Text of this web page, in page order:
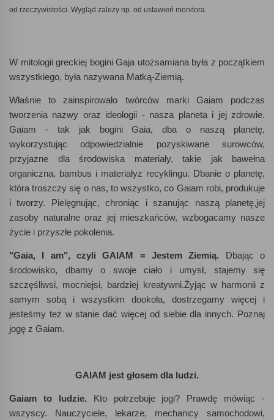
od rzeczywistości. Wygląd zależy np. od ustawień monitora.
W mitologii greckiej bogini Gaja utożsamiana była z początkiem
wszystkiego, była nazywana Matką-Ziemią.
Właśnie to zainspirowało twórców marki Gaiam podczas
tworzenia nazwy oraz ideologii - nasza planeta i jej zdrowie.
Gaiam - tak jak bogini Gaia, dba o naszą planetę,
wykorzystując odpowiedzialnie pozyskiwane surowców,
przyjazne dla środowiska materiały, takie jak bawełna
organiczna, bambus i materiałyz recyklingu. Dbanie o planetę,
która troszczy się o nas, to wszystko, co Gaiam robi, produkuje
i tworzy. Pielęgnując, chroniąc i szanując naszą planetę,jej
zasoby naturalne oraz jej mieszkańców, wzbogacamy nasze
życie i przyszłe pokolenia.
"Gaia, I am", czyli GAIAM = Jestem Ziemią. Dbając o
środowisko, dbamy o swoje ciało i umysł, stajemy się
szczęśliwsi, mocniejsi, bardziej kreatywni.Żyjąc w harmonii z
samym sobą i wszystkim dookoła, dostrzegamy więcej i
jesteśmy też w stanie dać więcej od siebie dla innych. Poznaj
jogę z Gaiam.
GAIAM jest głosem dla ludzi.
Gaiam to ludzie. Kto potrzebuje jogi? Prawdę mówiąc -
wszyscy. Nauczyciele, lekarze, mechanicy samochodowi,